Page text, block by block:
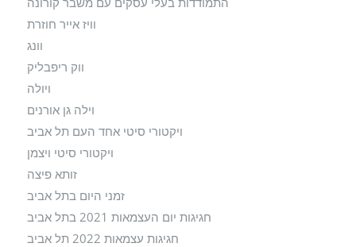
וויז אייר חוזרת
וונג
ווק ריפבליק
ויולה
וילה גן אורנים
ויקטורי סיטי אחד העם תל אביב
ויקטורי סיטי ויצמן
זותא פיצה
זמני היום בתל אביב
חגיגות יום העצמאות 2021 בתל אביב
חגיגות עצמאות 2022 תל אביב